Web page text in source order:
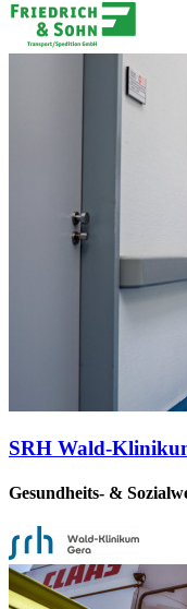
SRH Wald-
Gesundheits- &